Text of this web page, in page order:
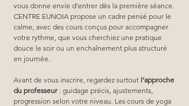
vous donne envie d’entrer dès la première séance.
CENTRE EUNOIA propose un cadre pensé pour le
calme, avec des cours conçus pour accompagner
votre rythme, que vous cherchiez une pratique
douce le soir ou un enchaînement plus structuré
en journée.
Avant de vous inscrire, regardez surtout l’approche
du professeur : guidage précis, ajustements,
progression selon votre niveau. Les cours de yoga